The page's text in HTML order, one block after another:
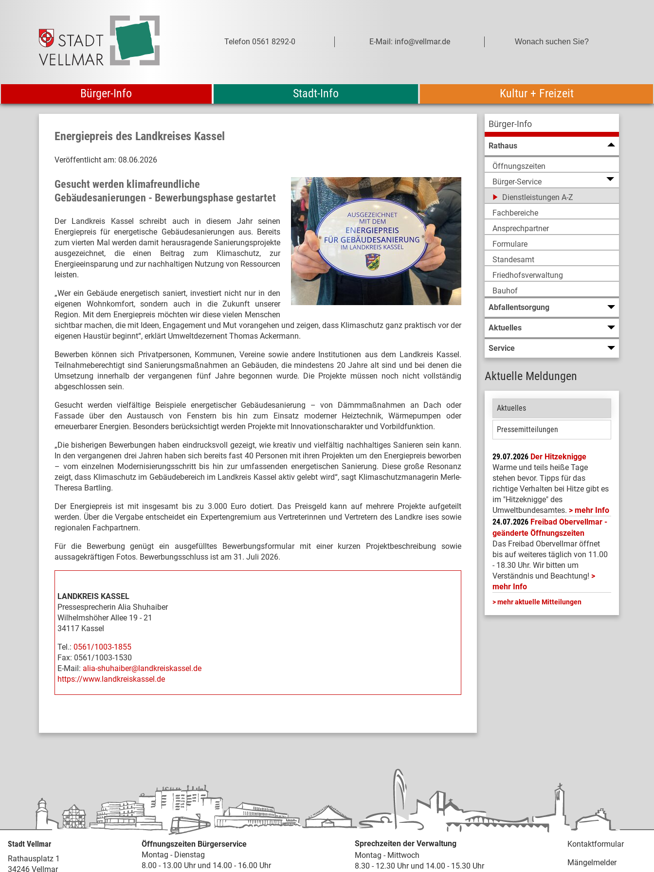
Telefon 0561 8292-0 E-Mail: info@vellmar.de
Bürger-Info Stadt-Info Kultur + Freizeit
Bürger-Info
Rathaus
Öffnungszeiten
Bürger-Service
Dienstleistungen A-Z
Fachbereiche
Ansprechpartner
Formulare
Standesamt
Friedhofsverwaltung
Bauhof
Abfallentsorgung
Aktuelles
Service
Aktuelle Meldungen
Aktuelles
Pressemitteilungen
29.07.2026 Der Hitzeknigge
Warme und teils heiße Tage
stehen bevor. Tipps für das
richtige Verhalten bei Hitze gibt es
im "Hitzeknigge" des
Umweltbundesamtes.
mehr Info
24.07.2026 Freibad Obervellmar -
geänderte Öffnungszeiten
Das Freibad Obervellmar öffnet
bis auf weiteres täglich von 11.00
- 18.30 Uhr. Wir bitten um
Verständnis und Beachtung!
mehr Info
mehr aktuelle Mitteilungen
Energiepreis des Landkreises Kassel
Veröffentlicht am: 08.06.2026
Gesucht werden klimafreundliche
Gebäudesanierungen - Bewerbungsphase gestartet
Der Landkreis Kassel schreibt auch in diesem Jahr seinen
Energiepreis für energetische Gebäudesanierungen aus. Bereits
zum vierten Mal werden damit herausragende Sanierungsprojekte
ausgezeichnet, die einen Beitrag zum Klimaschutz, zur
Energieeinsparung und zur nachhaltigen Nutzung von Ressourcen
leisten.
„Wer ein Gebäude energetisch saniert, investiert nicht nur in den
eigenen Wohnkomfort, sondern auch in die Zukunft unserer
Region. Mit dem Energiepreis möchten wir diese vielen Menschen
sichtbar machen, die mit Ideen, Engagement und Mut vorangehen und zeigen, dass Klimaschutz ganz praktisch vor der
eigenen Haustür beginnt“, erklärt Umweltdezernent Thomas Ackermann.
Bewerben können sich Privatpersonen, Kommunen, Vereine sowie andere Institutionen aus dem Landkreis Kassel.
Teilnahmeberechtigt sind Sanierungsmaßnahmen an Gebäuden, die mindestens 20 Jahre alt sind und bei denen die
Umsetzung innerhalb der vergangenen fünf Jahre begonnen wurde. Die Projekte müssen noch nicht vollständig
abgeschlossen sein.
Gesucht werden vielfältige Beispiele energetischer Gebäudesanierung – von Dämmmaßnahmen an Dach oder
Fassade über den Austausch von Fenstern bis hin zum Einsatz moderner Heiztechnik, Wärmepumpen oder
erneuerbarer Energien. Besonders berücksichtigt werden Projekte mit Innovationscharakter und Vorbildfunktion.
„Die bisherigen Bewerbungen haben eindrucksvoll gezeigt, wie kreativ und vielfältig nachhaltiges Sanieren sein kann.
In den vergangenen drei Jahren haben sich bereits fast 40 Personen mit ihren Projekten um den Energiepreis beworben
– vom einzelnen Modernisierungsschritt bis hin zur umfassenden energetischen Sanierung. Diese große Resonanz
zeigt, dass Klimaschutz im Gebäudebereich im Landkreis Kassel aktiv gelebt wird“, sagt Klimaschutzmanagerin Merle-
Theresa Bartling.
Der Energiepreis ist mit insgesamt bis zu 3.000 Euro dotiert. Das Preisgeld kann auf mehrere Projekte aufgeteilt
werden. Über die Vergabe entscheidet ein Expertengremium aus Vertreterinnen und Vertretern des Landkre ises sowie
regionalen Fachpartnern.
Für die Bewerbung genügt ein ausgefülltes Bewerbungsformular mit einer kurzen Projektbeschreibung sowie
aussagekräftigen Fotos. Bewerbungsschluss ist am 31. Juli 2026.
LANDKREIS KASSEL
Pressesprecherin Alia Shuhaiber
Wilhelmshöher Allee 19 - 21
34117 Kassel
Tel.: 0561/1003-1855
Fax: 0561/1003-1530
E-Mail: alia-shuhaiber@landkreiskassel.de
https://www.landkreiskassel.de
Stadt Vellmar
Rathausplatz 1
34246 Vellmar
Öffnungszeiten Bürgerservice
Montag - Dienstag
8.00 - 13.00 Uhr und 14.00 - 16.00 Uhr
Sprechzeiten der Verwaltung
Montag - Mittwoch
8.30 - 12.30 Uhr und 14.00 - 15.30 Uhr
Kontaktformular
Mängelmelder